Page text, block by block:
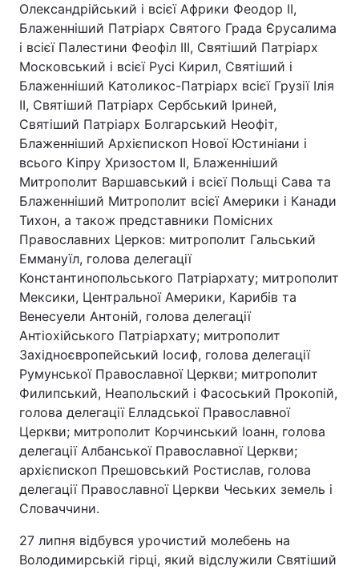
Олександрійський і всієї Африки Феодор ІІ,
Блаженніший Патріарх Святого Града Єрусалима
і всієї Палестини Феофіл III, Святіший Патріарх
Московський і всієї Русі Кирил, Святіший і
Блаженніший Католикос-Патріарх всієї Грузії Ілія
II, Святіший Патріарх Сербський Іриней,
Святіший Патріарх Болгарський Неофіт,
Блаженніший Архієпископ Нової Юстиніани і
всього Кіпру Хризостом II, Блаженніший
Митрополит Варшавський і всієї Польщі Сава та
Блаженніший Митрополит всієї Америки і Канади
Тихон, а також представники Помісних
Православних Церков: митрополит Гальський
Еммануїл, голова делегації
Константинопольського Патріархату; митрополит
Мексики, Центральної Америки, Карибів та
Венесуели Антоній, голова делегації
Антіохійського Патріархату; митрополит
Західноєвропейський Іосиф, голова делегації
Румунської Православної Церкви; митрополит
Филипський, Неапольский і Фасоський Прокопій,
голова делегації Елладської Православної
Церкви; митрополит Корчинський Іоанн, голова
делегації Албанської Православної Церкви;
архієпископ Прешовський Ростислав, голова
делегації Православної Церкви Чеських земель і
Словаччини.
27 липня відбувся урочистий молебень на
Володимирській гірці, який відслужили Святіший